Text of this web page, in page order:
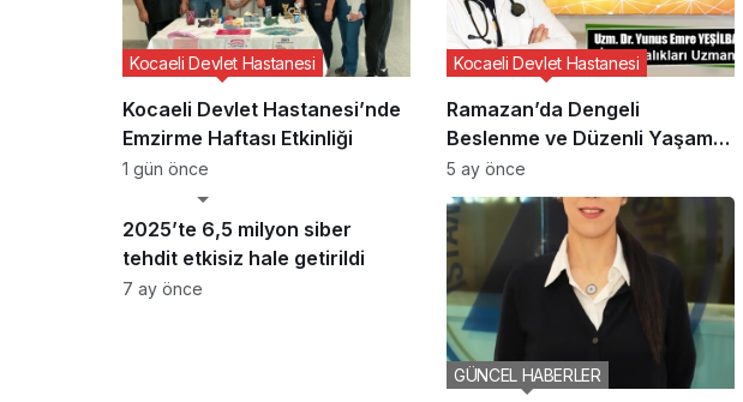
Kocaeli Devlet Hastanesi’nde
Emzirme Haftası Etkinliği
Kocaeli Devlet Hastanesi
1 gün önce
Ramazan’da Dengeli
Beslenme ve Düzenli Yaşam
Vurgusu
Kocaeli Devlet Hastanesi
5 ay önce
2025’te 6,5 milyon siber
tehdit etkisiz hale getirildi
GÜNCEL HABERLER
7 ay önce
GÜNCEL HABERLER